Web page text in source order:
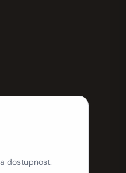
dostupnost.